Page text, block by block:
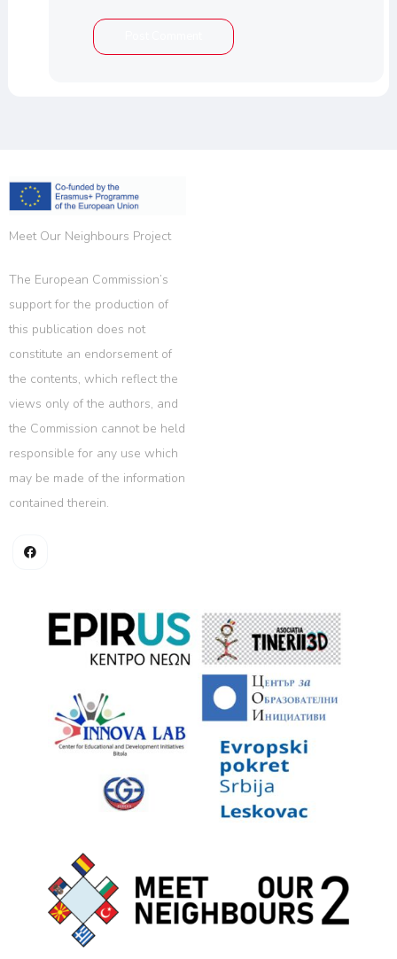
Meet Our Neighbours Project
The European Commission’s
support for the production of
this publication does not
constitute an endorsement of
the contents, which reflect the
views only of the authors, and
the Commission cannot be held
responsible for any use which
may be made of the information
contained therein.